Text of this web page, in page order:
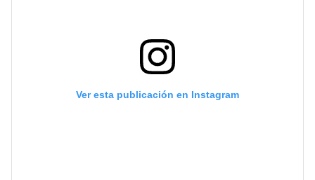
Ver esta publicación en Instagram